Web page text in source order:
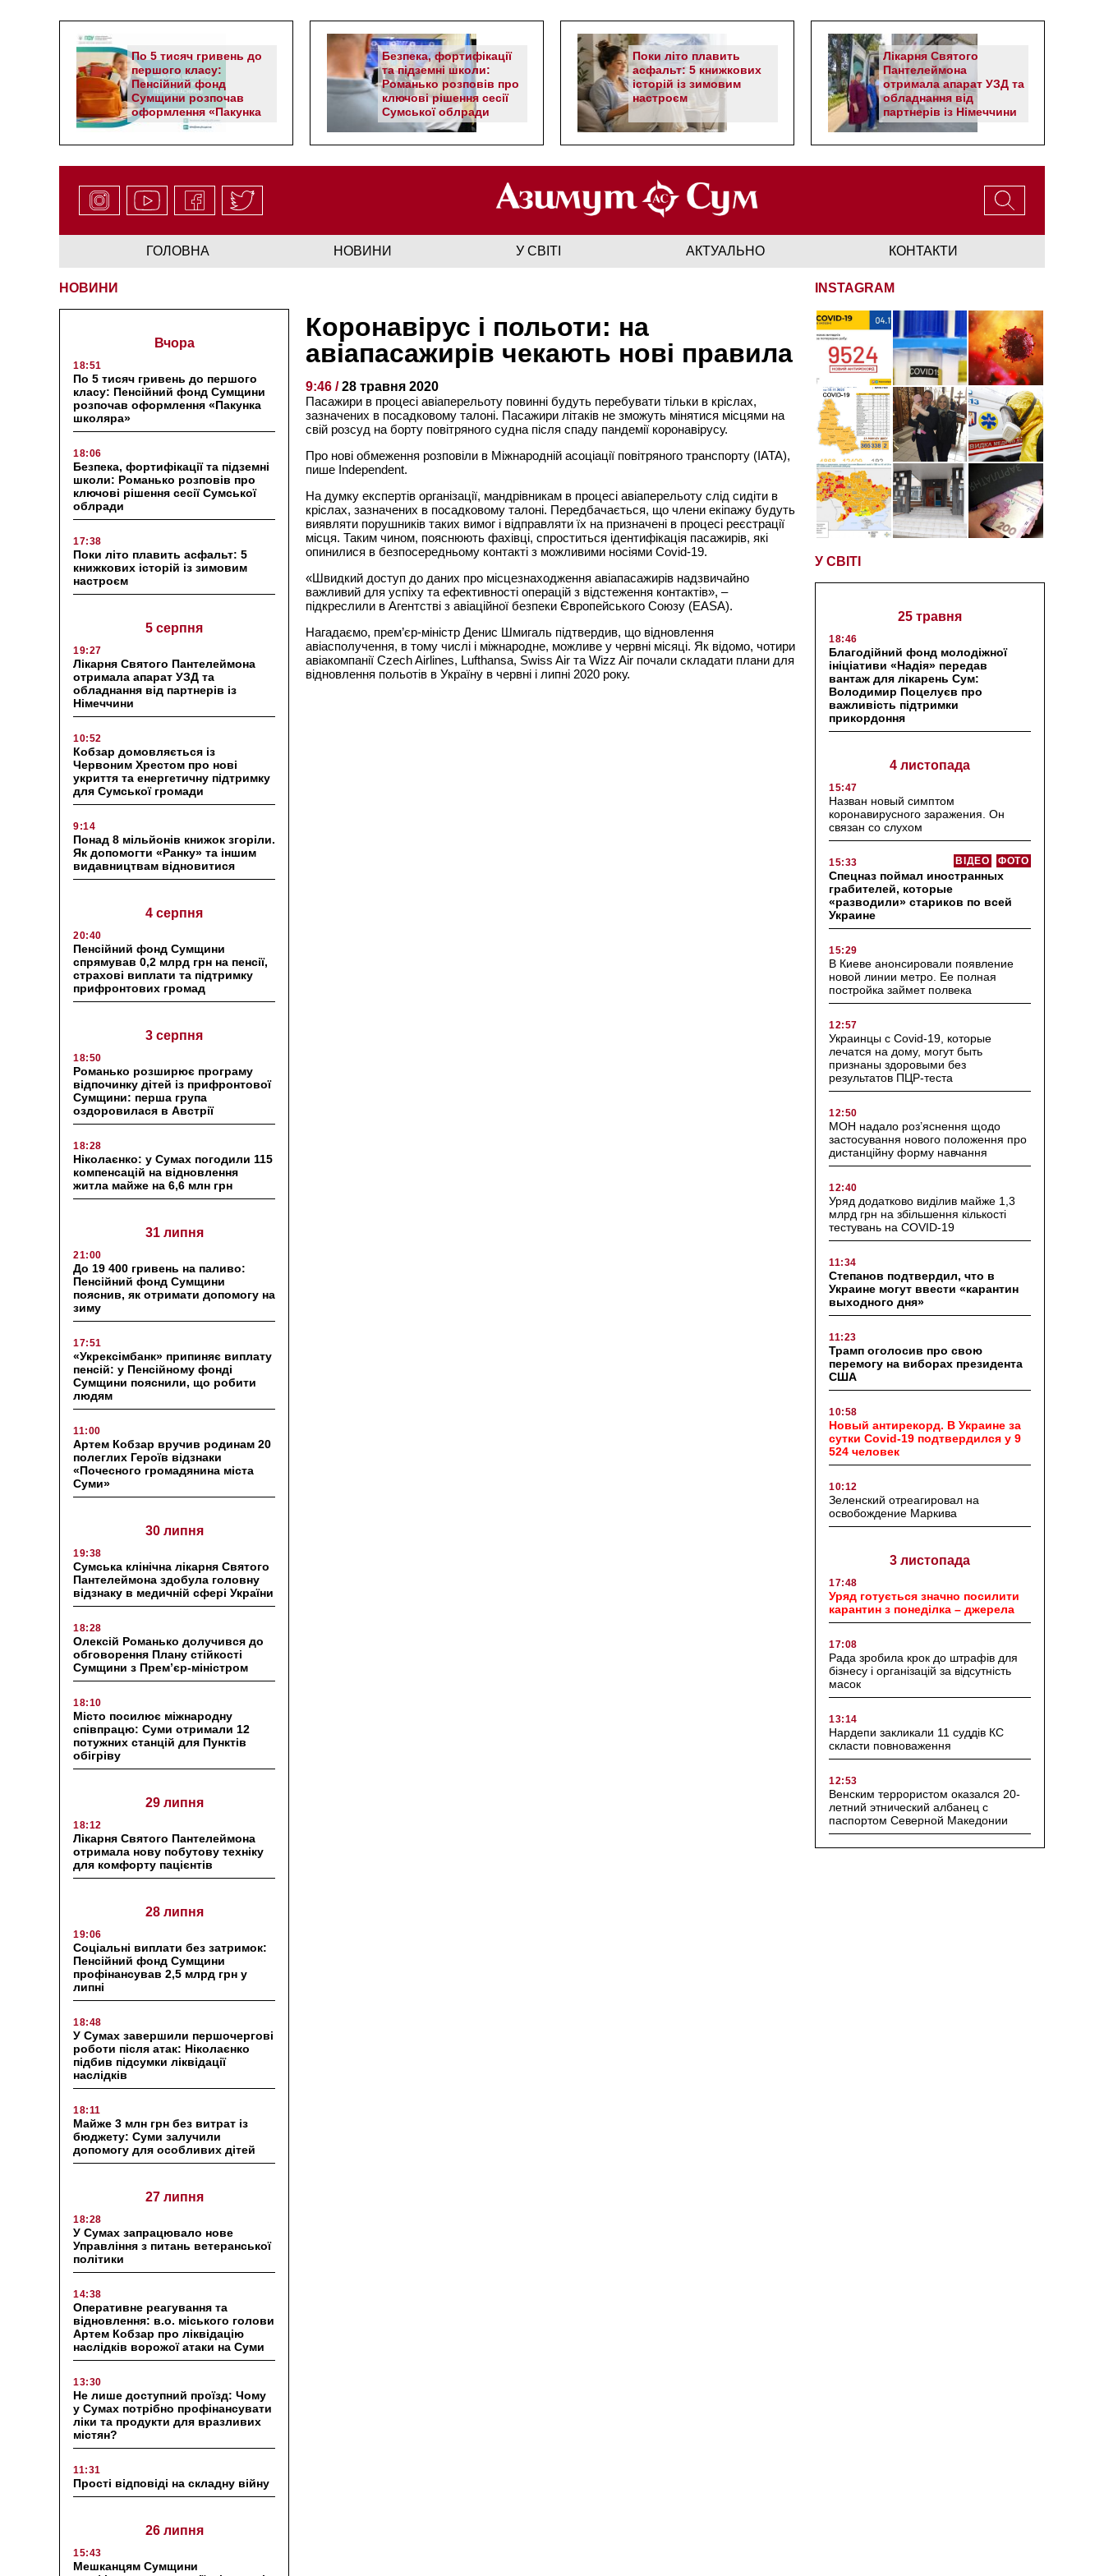
По 5 тисяч гривень до
першого класу:
Пенсійний фонд
Сумщини розпочав
оформлення «Пакунка
школяра»
Безпека, фортифікації
та підземні школи:
Романько розповів про
ключові рішення сесії
Сумської облради
Поки літо плавить
асфальт: 5 книжкових
історій із зимовим
настроєм
Лікарня Святого
Пантелеймона
отримала апарат УЗД та
обладнання від
партнерів із Німеччини
ГОЛОВНА НОВИНИ У СВІТІ АКТУАЛЬНО КОНТАКТИ
НОВИНИ
Вчора
18:51
По 5 тисяч гривень до першого
класу: Пенсійний фонд Сумщини
розпочав оформлення «Пакунка
школяра»
18:06
Безпека, фортифікації та підземні
школи: Романько розповів про
ключові рішення сесії Сумської
облради
17:38
Поки літо плавить асфальт: 5
книжкових історій із зимовим
настроєм
5 серпня
19:27
Лікарня Святого Пантелеймона
отримала апарат УЗД та
обладнання від партнерів із
Німеччини
10:52
Кобзар домовляється із
Червоним Хрестом про нові
укриття та енергетичну підтримку
для Сумської громади
9:14
Понад 8 мільйонів книжок згоріли.
Як допомогти «Ранку» та іншим
видавництвам відновитися
4 серпня
20:40
Пенсійний фонд Сумщини
спрямував 0,2 млрд грн на пенсії,
страхові виплати та підтримку
прифронтових громад
3 серпня
18:50
Романько розширює програму
відпочинку дітей із прифронтової
Сумщини: перша група
оздоровилася в Австрії
18:28
Ніколаєнко: у Сумах погодили 115
компенсацій на відновлення
житла майже на 6,6 млн грн
31 липня
21:00
До 19 400 гривень на паливо:
Пенсійний фонд Сумщини
пояснив, як отримати допомогу на
зиму
17:51
«Укрексімбанк» припиняє виплату
пенсій: у Пенсійному фонді
Сумщини пояснили, що робити
людям
11:00
Артем Кобзар вручив родинам 20
полеглих Героїв відзнаки
«Почесного громадянина міста
Суми»
30 липня
19:38
Сумська клінічна лікарня Святого
Пантелеймона здобула головну
відзнаку в медичній сфері України
18:28
Олексій Романько долучився до
обговорення Плану стійкості
Сумщини з Прем’єр-міністром
18:10
Місто посилює міжнародну
співпрацю: Суми отримали 12
потужних станцій для Пунктів
обігріву
29 липня
18:12
Лікарня Святого Пантелеймона
отримала нову побутову техніку
для комфорту пацієнтів
28 липня
19:06
Соціальні виплати без затримок:
Пенсійний фонд Сумщини
профінансував 2,5 млрд грн у
липні
18:48
У Сумах завершили першочергові
роботи після атак: Ніколаєнко
підбив підсумки ліквідації
наслідків
18:11
Майже 3 млн грн без витрат із
бюджету: Суми залучили
допомогу для особливих дітей
27 липня
18:28
У Сумах запрацювало нове
Управління з питань ветеранської
політики
14:38
Оперативне реагування та
відновлення: в.о. міського голови
Артем Кобзар про ліквідацію
наслідків ворожої атаки на Суми
13:30
Не лише доступний проїзд: Чому
у Сумах потрібно профінансувати
ліки та продукти для вразливих
містян?
11:31
Прості відповіді на складну війну
26 липня
15:43
Мешканцям Сумщини
Коронавірус і польоти: на
авіапасажирів чекають нові правила
9:46 /28 травня 2020
Пасажири в процесі авіаперельоту повинні будуть перебувати тільки в кріслах,
зазначених в посадковому талоні. Пасажири літаків не зможуть мінятися місцями на
свій розсуд на борту повітряного судна після спаду пандемії коронавірусу.
Про нові обмеження розповіли в Міжнародній асоціації повітряного транспорту (IATA),
пише Independent.
На думку експертів організації, мандрівникам в процесі авіаперельоту слід сидіти в
кріслах, зазначених в посадковому талоні. Передбачається, що члени екіпажу будуть
виявляти порушників таких вимог і відправляти їх на призначені в процесі реєстрації
місця. Таким чином, пояснюють фахівці, спроститься ідентифікація пасажирів, які
опинилися в безпосередньому контакті з можливими носіями Covid-19.
«Швидкий доступ до даних про місцезнаходження авіапасажирів надзвичайно
важливий для успіху та ефективності операцій з відстеження контактів», –
підкреслили в Агентстві з авіаційної безпеки Європейського Союзу (EASA).
Нагадаємо, прем’єр-міністр Денис Шмигаль підтвердив, що відновлення
авіасполучення, в тому числі і міжнародне, можливе у червні місяці. Як відомо, чотири
авіакомпанії Czech Airlines, Lufthansa, Swiss Air та Wizz Air почали складати плани для
відновлення польотів в Україну в червні і липні 2020 року.
INSTAGRAM
У СВІТІ
25 травня
18:46
Благодійний фонд молодіжної
ініціативи «Надія» передав
вантаж для лікарень Сум:
Володимир Поцелуєв про
важливість підтримки
прикордоння
4 листопада
15:47
Назван новый симптом
коронавирусного заражения. Он
связан со слухом
15:33 ФОТО
ВІДЕО
Спецназ поймал иностранных
грабителей, которые
«разводили» стариков по всей
Украине
15:29
В Киеве анонсировали появление
новой линии метро. Ее полная
постройка займет полвека
12:57
Украинцы с Covid-19, которые
лечатся на дому, могут быть
признаны здоровыми без
результатов ПЦР-теста
12:50
МОН надало роз’яснення щодо
застосування нового положення про
дистанційну форму навчання
12:40
Уряд додатково виділив майже 1,3
млрд грн на збільшення кількості
тестувань на COVID-19
11:34
Степанов подтвердил, что в
Украине могут ввести «карантин
выходного дня»
11:23
Трамп оголосив про свою
перемогу на виборах президента
США
10:58
Новый антирекорд. В Украине за
сутки Covid-19 подтвердился у 9
524 человек
10:12
Зеленский отреагировал на
освобождение Маркива
3 листопада
17:48
Уряд готується значно посилити
карантин з понеділка – джерела
17:08
Рада зробила крок до штрафів для
бізнесу і організацій за відсутність
масок
13:14
Нардепи закликали 11 суддів КС
скласти повноваження
12:53
Венским террористом оказался 20-
летний этнический албанец с
паспортом Северной Македонии